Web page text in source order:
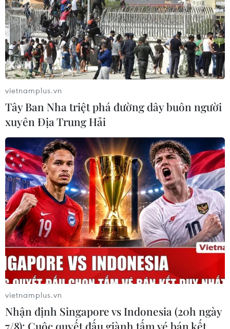
(Ảnh: Xuân Mai/Vietnam+)
Một thiết kế ấn tượng và thể hiện quyền lực của phái đẹp. (Ảnh:
Xuân Mai/Vietnam+)
(Vietnam+)
vietnamplus.vn
Tây Ban Nha triệt phá đường dây buôn người
xuyên Địa Trung Hải
vietnamplus.vn
Nhận định Singapore vs Indonesia (20h ngày
7/8): Cuộc quyết đấu giành tấm vé bán kết